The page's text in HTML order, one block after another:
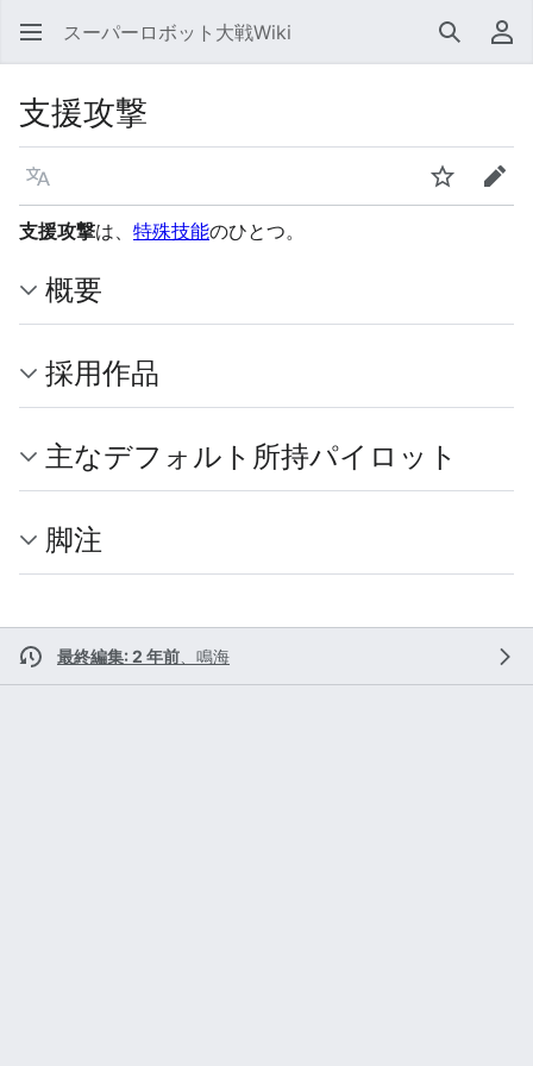
スーパーロボット大戦Wiki 検索 利
支援攻撃
言語 ウォッチ編集
支援攻撃は、 特殊技能のひとつ。
概要
採用作品
主なデフォルト所持パイロット
脚注
最終編集: 2 年前 鳴海